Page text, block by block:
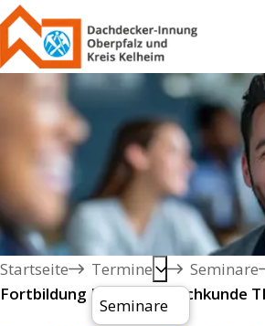
Startseite
Termine
Seminare
Seminare
Fortbildung Erhalt der Sachkunde